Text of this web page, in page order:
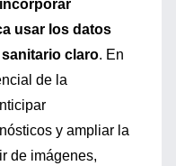
usar los datos
claro. En
de la
y ampliar la
de imágenes,